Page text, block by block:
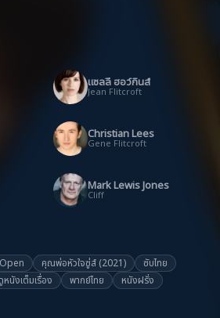
แซลลี่ ฮอว์กินส์
Jean Flitcroft
Christian Lees
Gene Flitcroft
Mark Lewis Jones
Cliff
คุณพ่อหัวใจซู่ส์ (2021)
ซับไทย
หนังเต็มเรื่อง พากย์ไทย
หนังฝรั่ง